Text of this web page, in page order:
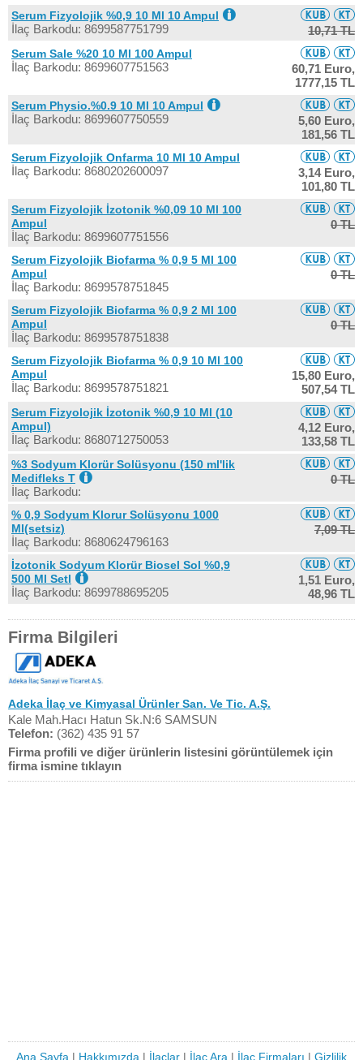
Serum Fizyolojik %0,9 10 Ml 10 Ampul
İlaç Barkodu: 8699587751799 10,71 TL
Serum Sale %20 10 Ml 100 Ampul
İlaç Barkodu: 8699607751563
60,71 Euro,
1777,15 TL
Serum Physio.%0.9 10 Ml 10 Ampul
İlaç Barkodu: 8699607750559
5,60 Euro,
181,56 TL
Serum Fizyolojik Onfarma 10 Ml 10 Ampul
İlaç Barkodu: 8680202600097
3,14 Euro,
101,80 TL
Serum Fizyolojik İzotonik %0,09 10 Ml 100
Ampul
İlaç Barkodu: 8699607751556
0 TL
Serum Fizyolojik Biofarma % 0,9 5 Ml 100
Ampul
İlaç Barkodu: 8699578751845
0 TL
Serum Fizyolojik Biofarma % 0,9 2 Ml 100
Ampul
İlaç Barkodu: 8699578751838
0 TL
Serum Fizyolojik Biofarma % 0,9 10 Ml 100
Ampul
İlaç Barkodu: 8699578751821
15,80 Euro,
507,54 TL
Serum Fizyolojik İzotonik %0,9 10 Ml (10
Ampul)
İlaç Barkodu: 8680712750053
4,12 Euro,
133,58 TL
%3 Sodyum Klorür Solüsyonu (150 ml'lik
Medifleks T
İlaç Barkodu:
0 TL
% 0,9 Sodyum Klorur Solüsyonu 1000
Ml(setsiz)
İlaç Barkodu: 8680624796163
7,09 TL
İzotonik Sodyum Klorür Biosel Sol %0,9
500 Ml Setl
İlaç Barkodu: 8699788695205
1,51 Euro,
48,96 TL
Firma Bilgileri
Adeka İlaç ve Kimyasal Ürünler San. Ve Tic. A.Ş.
Kale Mah.Hacı Hatun Sk.N:6 SAMSUN
Telefon: (362) 435 91 57
Firma profili ve diğer ürünlerin listesini görüntülemek için
firma ismine tıklayın
Ana Sayfa | Hakkımızda | İlaçlar | İlaç Ara | İlaç Firmaları | Gizlilik